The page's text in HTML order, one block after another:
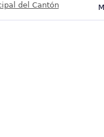
del Cantón